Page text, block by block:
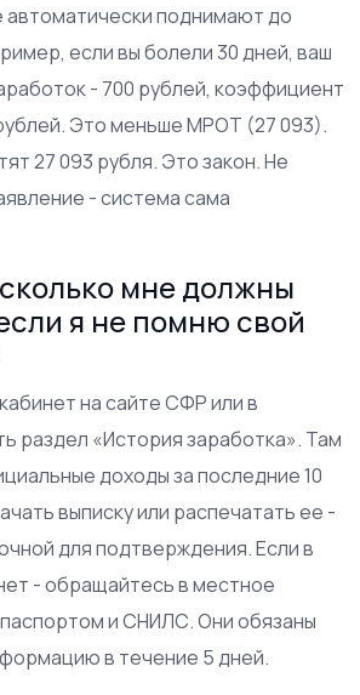
поднимают до
если вы болели 30 дней, ваш
- 700 рублей, коэффициент
Это меньше МРОТ (27 093).
27 093 рубля. Это закон. Не
- система сама
мне должны
я не помню свой
на сайте СФР или в
раздел «История заработка». Там
доходы за последние 10
выписку или распечатать ее -
для подтверждения. Если в
- обращайтесь в местное
и СНИЛС. Они обязаны
в течение 5 дней.